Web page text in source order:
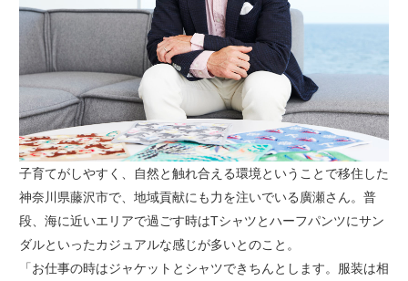
子育てがしやすく、自然と触れ合える環境ということで移住した
神奈川県藤沢市で、地域貢献にも力を注いでいる廣瀬さん。普
段、海に近いエリアで過ごす時はTシャツとハーフパンツにサン
ダルといったカジュアルな感じが多いとのこと。
「お仕事の時はジャケットとシャツできちんとします。服装は相